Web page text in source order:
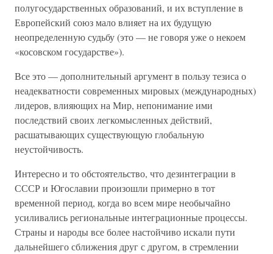
полугосударственных образований, и их вступление в
Европейский союз мало влияет на их будущую
неопределенную судьбу (это — не говоря уже о некоем
«косовском государстве»).
Все это — дополнительный аргумент в пользу тезиса о
неадекватности современных мировых (международных)
лидеров, влияющих на Мир, непонимание ими
последствий своих легкомысленных действий,
расшатывающих существующую глобальную
неустойчивость.
Интересно и то обстоятельство, что дезинтеграции в
СССР и Югославии произошли примерно в тот
временной период, когда во всем мире необычайно
усиливались региональные интеграционные процессы.
Страны и народы все более настойчиво искали пути
дальнейшего сближения друг с другом, в стремлении